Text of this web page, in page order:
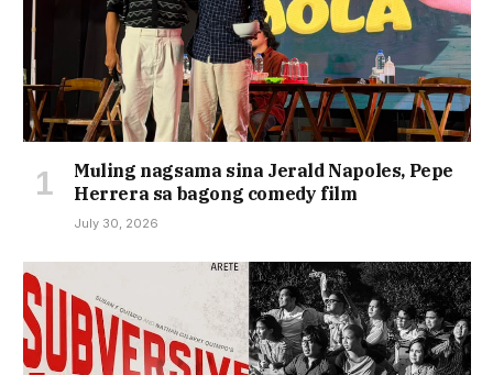
Muling nagsama sina Jerald Napoles, Pepe
Herrera sa bagong comedy film
July 30, 2026